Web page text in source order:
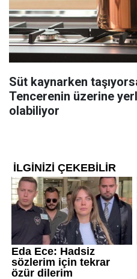
Süt kaynarken
Tencerenin üzerine
olabiliyor